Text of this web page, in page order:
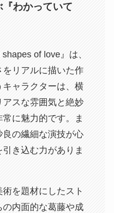
わかっていて
of love』は、
リアルに描いた作
ャラクターは、横
スな雰囲気と絶妙
に魅力的です。ま
の繊細な演技が心
き込む力がありま
を題材にしたスト
内面的な葛藤や成